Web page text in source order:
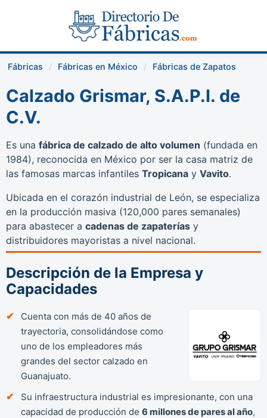
Fábricas Fábricas en México Fábricas de Zapatos
Calzado Grismar, S.A.P.I. de
C.V.
Es una fábrica de calzado de alto volumen (fundada en
1984), reconocida en México por ser la casa matriz de
las famosas marcas infantiles Tropicana y Vavito.
Ubicada en el corazón industrial de León, se especializa
en la producción masiva (120,000 pares semanales)
para abastecer a cadenas de zapaterías y
distribuidores mayoristas a nivel nacional.
Descripción de la Empresa y
Capacidades
Cuenta con más de 40 años de
trayectoria, consolidándose como
uno de los empleadores más
grandes del sector calzado en
Guanajuato.
Su infraestructura industrial es impresionante, con una
capacidad de producción de 6 millones de pares al año,